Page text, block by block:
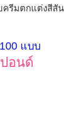
ครีมตกแต่งสีสัน
แบบ
อนด์